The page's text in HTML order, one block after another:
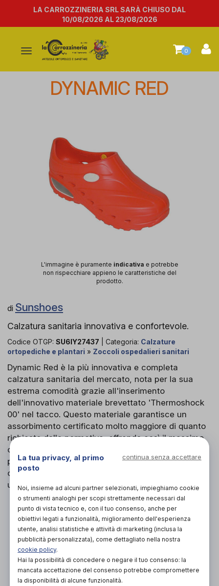
LA CARROZZINERIA SRL SARÀ CHIUSO DAL
10/08/2026 AL 23/08/2026
Attiva/disattiva
navigazione
0
DYNAMIC RED
L'immagine è puramente indicativa e potrebbe
non rispecchiare appieno le caratteristiche del
prodotto.
di Sunshoes
Calzatura sanitaria innovativa e confortevole.
Codice OTGP: SU6IY27437 | Categoria: Calzature
ortopediche e plantari » Zoccoli ospedalieri sanitari
Dynamic Red è la più innovativa e completa
calzatura sanitaria del mercato, nota per la sua
estrema comodità grazie all'inserimento
dell'innovativo materiale brevettato 'Thermoshock
00' nel tacco. Questo materiale garantisce un
assorbimento certificato molto maggiore di quanto
richiesto dalla normativa, offrendo così il massimo
comfort e le migliori caratteristiche tecniche. Ideale
per chi lavora in ambienti sanitari, questo zoccolo
ortopedico combina funzionalità e design per
un'esperienza di utilizzo superiore.
PROVA E ACQUISTA IN NEGOZIO
DA55,00€
PROVA E NOLEGGIA IN NEGOZIO
NON DISPONIBILE
ACQUISTA ONLINE
NON DISPONIBILE
La tua privacy, al primo
posto
continua senza accettare
Noi, insieme ad alcuni partner selezionati, impieghiamo cookie
o strumenti analoghi per scopi strettamente necessari dal
punto di vista tecnico e, con il tuo consenso, anche per
obiettivi legati a funzionalità, miglioramento dell'esperienza
utente, analisi statistiche e attività di marketing (inclusa la
pubblicità personalizzata), come dettagliato nella nostra
cookie policy.
Hai la possibilità di concedere o negare il tuo consenso: la
mancata accettazione del consenso potrebbe compromettere
la disponibilità di alcune funzionalità.